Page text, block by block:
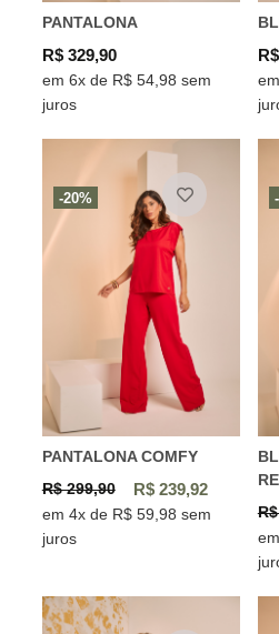
PANTALONA
R$ 329,90
em 6x de R$ 54,98 sem
juros
-20%
PANTALONA COMFY
R$ 299,90
R$ 239,92
em 4x de R$ 59,98 sem
juros